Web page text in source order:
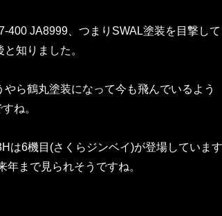
400 JA8999、つまりSWAL塗装を目撃して
知りました。
ら鶴丸塗装になって今も飛んでいるよう
ね。
は6機目(さくらジンベイ)が登場しています
まで見られそうですね。